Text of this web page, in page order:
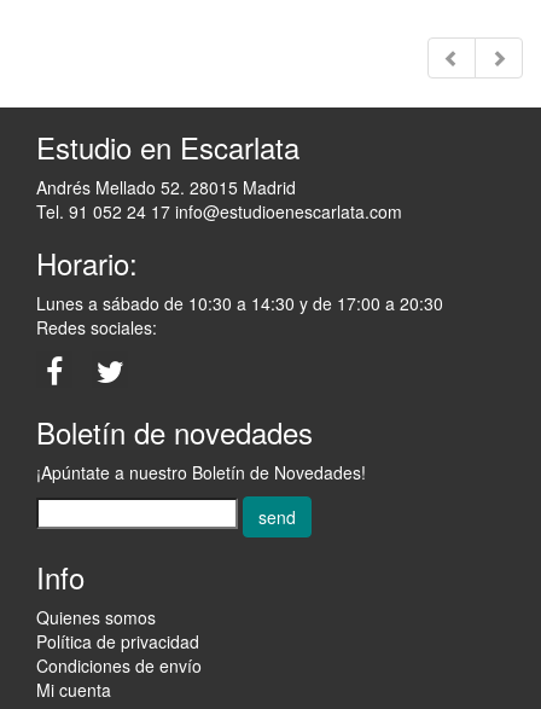
Estudio en Escarlata
Andrés Mellado 52. 28015 Madrid
Tel. 91 052 24 17 info@estudioenescarlata.com
Horario:
Lunes a sábado de 10:30 a 14:30 y de 17:00 a 20:30
Redes sociales:
Boletín de novedades
¡Apúntate a nuestro Boletín de Novedades!
send
Info
Quienes somos
Política de privacidad
Condiciones de envío
Mi cuenta